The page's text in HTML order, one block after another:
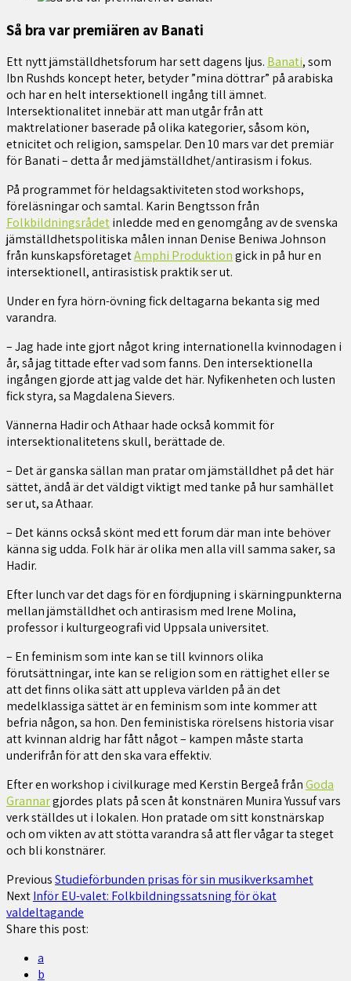
Så bra var premiären av Banati
Ett nytt jämställdhetsforum har sett dagens ljus. Banati, som
Ibn Rushds koncept heter, betyder ”mina döttrar” på arabiska
och har en helt intersektionell ingång till ämnet.
Intersektionalitet innebär att man utgår från att
maktrelationer baserade på olika kategorier, såsom kön,
etnicitet och religion, samspelar. Den 10 mars var det premiär
för Banati – detta år med jämställdhet/antirasism i fokus.
På programmet för heldagsaktiviteten stod workshops,
föreläsningar och samtal. Karin Bengtsson från
Folkbildningsrådetinledde med en genomgång av de svenska
jämställdhetspolitiska målen innan Denise Beniwa Johnson
från kunskapsföretagetAmphi Produktiongick in på hur en
intersektionell, antirasistisk praktik ser ut.
Under en fyra hörn-övning fick deltagarna bekanta sig med
varandra.
– Jag hade inte gjort något kring internationella kvinnodagen i
år, så jag tittade efter vad som fanns. Den intersektionella
ingången gjorde att jag valde det här. Nyfikenheten och lusten
fick styra, sa Magdalena Sievers.
Vännerna Hadir och Athaar hade också kommit för
intersektionalitetens skull, berättade de.
– Det är ganska sällan man pratar om jämställdhet på det här
sättet, ändå är det väldigt viktigt med tanke på hur samhället
ser ut, sa Athaar.
– Det känns också skönt med ett forum där man inte behöver
känna sig udda. Folk här är olika men alla vill samma saker, sa
Hadir.
Efter lunch var det dags för en fördjupning i skärningpunkterna
mellan jämställdhet och antirasism med Irene Molina,
professor i kulturgeografi vid Uppsala universitet.
– En feminism som inte kan se till kvinnors olika
förutsättningar, inte kan se religion som en rättighet eller se
att det finns olika sätt att uppleva världen på än det
medelklassiga sättet är en feminism som inte kommer att
befria någon, sa hon. Den feministiska rörelsens historia visar
att kvinnan aldrig har fått något – kampen måste starta
underifrån för att den ska vara effektiv.
Efter en workshop i civilkurage med Kerstin Bergeå frånGoda
Grannargjordes plats på scen åt konstnären Munira Yussuf vars
verk ställdes ut i lokalen. Hon pratade om sitt konstnärskap
och om vikten av att stötta varandra så att fler vågar ta steget
och bli konstnärer.
PreviousStudieförbunden prisas för sin musikverksamhet
NextInför EU-valet: Folkbildningssatsning för ökat
valdeltagande
Share this post:
a
b